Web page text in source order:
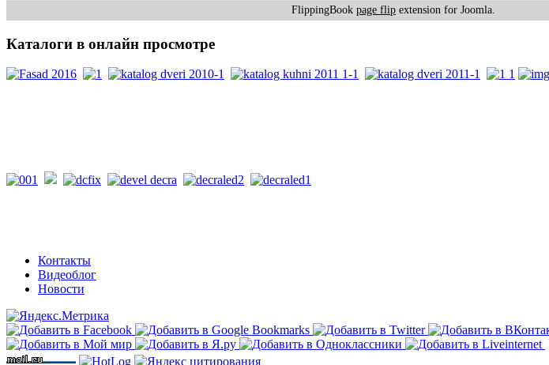
FlippingBook page flip extension for Joomla.
Каталоги в онлайн просмотре
Контакты
Видеоблог
Новости